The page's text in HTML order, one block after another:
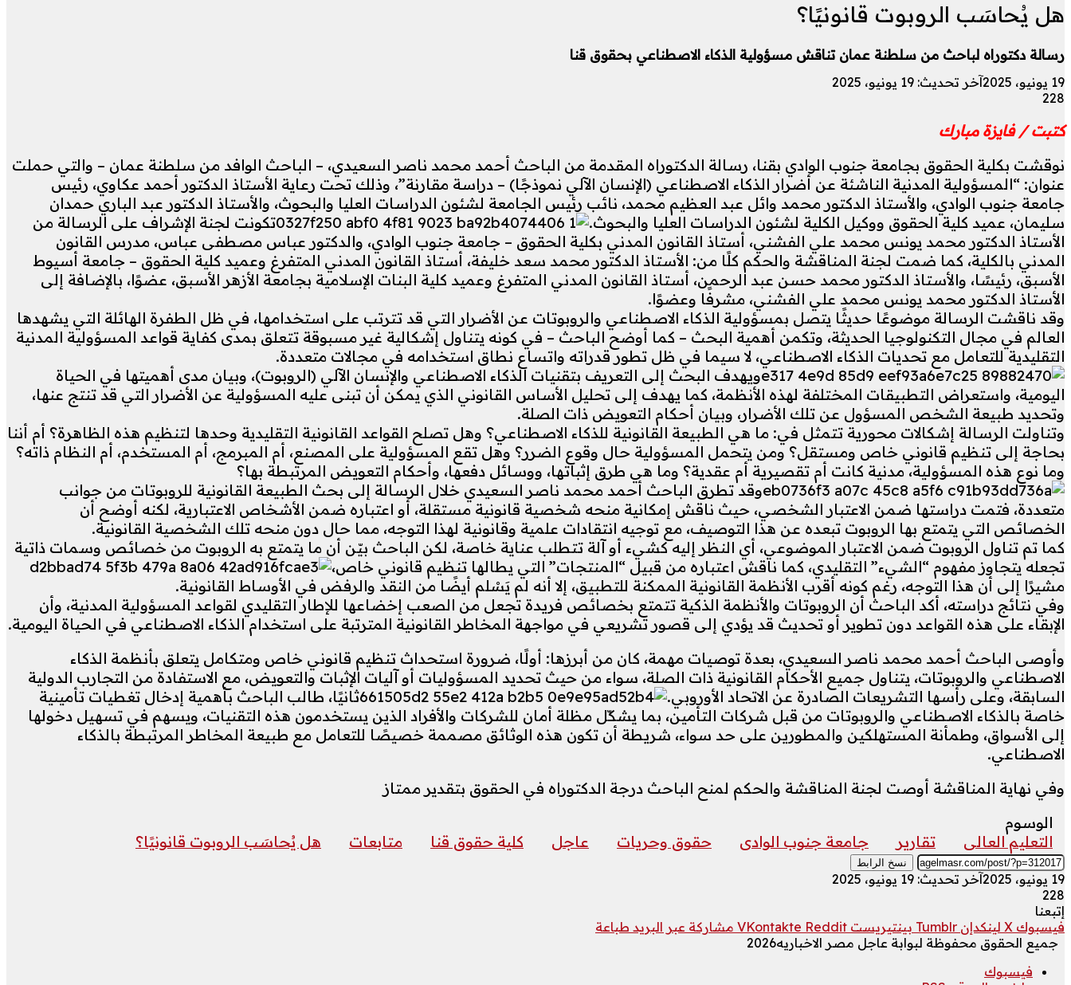
هل يُحاسَب الروبوت قانونيًا؟
رسالة دكتوراه لباحث من سلطنة عمان تناقش مسؤولية الذكاء الاصطناعي بحقوق قنا
19 يونيو، 2025
آخر تحديث: 19 يونيو، 2025
228
كتبت / فايزة مبارك
نوقشت بكلية الحقوق بجامعة جنوب الوادي بقنا، رسالة الدكتوراه المقدمة من الباحث أحمد محمد ناصر السعيدي، – الباحث الوافد من سلطنة عمان – والتي حملت
عنوان: “المسؤولية المدنية الناشئة عن أضرار الذكاء الاصطناعي (الإنسان الآلي نموذجًا) – دراسة مقارنة”، وذلك تحت رعاية الأستاذ الدكتور أحمد عكاوي، رئيس
جامعة جنوب الوادي، والأستاذ الدكتور محمد وائل عبد العظيم محمد، نائب رئيس الجامعة لشئون الدراسات العليا والبحوث، والأستاذ الدكتور عبد الباري حمدان
سليمان، عميد كلية الحقوق ووكيل الكلية لشئون الدراسات العليا والبحوث.
تكونت لجنة الإشراف على الرسالة من
الأستاذ الدكتور محمد يونس محمد علي الفشني، أستاذ القانون المدني بكلية الحقوق – جامعة جنوب الوادي، والدكتور عباس مصطفى عباس، مدرس القانون
المدني بالكلية، كما ضمت لجنة المناقشة والحكم كلًا من: الأستاذ الدكتور محمد سعد خليفة، أستاذ القانون المدني المتفرغ وعميد كلية الحقوق – جامعة أسيوط
الأسبق، رئيسًا، والأستاذ الدكتور محمد حسن عبد الرحمن، أستاذ القانون المدني المتفرغ وعميد كلية البنات الإسلامية بجامعة الأزهر الأسبق، عضوًا، بالإضافة إلى
الأستاذ الدكتور محمد يونس محمد علي الفشني، مشرفًا وعضوًا.
وقد ناقشت الرسالة موضوعًا حديثًا يتصل بمسؤولية الذكاء الاصطناعي والروبوتات عن الأضرار التي قد تترتب على استخدامها، في ظل الطفرة الهائلة التي يشهدها
العالم في مجال التكنولوجيا الحديثة، وتكمن أهمية البحث – كما أوضح الباحث – في كونه يتناول إشكالية غير مسبوقة تتعلق بمدى كفاية قواعد المسؤولية المدنية
التقليدية للتعامل مع تحديات الذكاء الاصطناعي، لا سيما في ظل تطور قدراته واتساع نطاق استخدامه في مجالات متعددة.
ويهدف البحث إلى التعريف بتقنيات الذكاء الاصطناعي والإنسان الآلي (الروبوت)، وبيان مدى أهميتها في الحياة
اليومية، واستعراض التطبيقات المختلفة لهذه الأنظمة، كما يهدف إلى تحليل الأساس القانوني الذي يمكن أن تبنى عليه المسؤولية عن الأضرار التي قد تنتج عنها،
وتحديد طبيعة الشخص المسؤول عن تلك الأضرار، وبيان أحكام التعويض ذات الصلة.
وتناولت الرسالة إشكالات محورية تتمثل في: ما هي الطبيعة القانونية للذكاء الاصطناعي؟ وهل تصلح القواعد القانونية التقليدية وحدها لتنظيم هذه الظاهرة؟ أم أننا
بحاجة إلى تنظيم قانوني خاص ومستقل؟ ومن يتحمل المسؤولية حال وقوع الضرر؟ وهل تقع المسؤولية على المصنع، أم المبرمج، أم المستخدم، أم النظام ذاته؟
وما نوع هذه المسؤولية، مدنية كانت أم تقصيرية أم عقدية؟ وما هي طرق إثباتها، ووسائل دفعها، وأحكام التعويض المرتبطة بها؟
وقد تطرق الباحث أحمد محمد ناصر السعيدي خلال الرسالة إلى بحث الطبيعة القانونية للروبوتات من جوانب
متعددة، فتمت دراستها ضمن الاعتبار الشخصي، حيث ناقش إمكانية منحه شخصية قانونية مستقلة، أو اعتباره ضمن الأشخاص الاعتبارية، لكنه أوضح أن
الخصائص التي يتمتع بها الروبوت تبعده عن هذا التوصيف، مع توجيه انتقادات علمية وقانونية لهذا التوجه، مما حال دون منحه تلك الشخصية القانونية.
كما تم تناول الروبوت ضمن الاعتبار الموضوعي، أي النظر إليه كشيء أو آلة تتطلب عناية خاصة، لكن الباحث بيّن أن ما يتمتع به الروبوت من خصائص وسمات ذاتية
تجعله يتجاوز مفهوم “الشيء” التقليدي، كما ناقش اعتباره من قبيل “المنتجات” التي يطالها تنظيم قانوني خاص،
مشيرًا إلى أن هذا التوجه، رغم كونه أقرب الأنظمة القانونية الممكنة للتطبيق، إلا أنه لم يَسْلم أيضًا من النقد والرفض في الأوساط القانونية.
وفي نتائج دراسته، أكد الباحث أن الروبوتات والأنظمة الذكية تتمتع بخصائص فريدة تجعل من الصعب إخضاعها للإطار التقليدي لقواعد المسؤولية المدنية، وأن
الإبقاء على هذه القواعد دون تطوير أو تحديث قد يؤدي إلى قصور تشريعي في مواجهة المخاطر القانونية المترتبة على استخدام الذكاء الاصطناعي في الحياة اليومية.
وأوصى الباحث أحمد محمد ناصر السعيدي، بعدة توصيات مهمة، كان من أبرزها: أولًا، ضرورة استحداث تنظيم قانوني خاص ومتكامل يتعلق بأنظمة الذكاء
الاصطناعي والروبوتات، يتناول جميع الأحكام القانونية ذات الصلة، سواء من حيث تحديد المسؤوليات أو آليات الإثبات والتعويض، مع الاستفادة من التجارب الدولية
السابقة، وعلى رأسها التشريعات الصادرة عن الاتحاد الأوروبي.
ثانيًا، طالب الباحث بأهمية إدخال تغطيات تأمينية
خاصة بالذكاء الاصطناعي والروبوتات من قبل شركات التأمين، بما يشكّل مظلة أمان للشركات والأفراد الذين يستخدمون هذه التقنيات، ويسهم في تسهيل دخولها
إلى الأسواق، وطمأنة المستهلكين والمطورين على حد سواء، شريطة أن تكون هذه الوثائق مصممة خصيصًا للتعامل مع طبيعة المخاطر المرتبطة بالذكاء
الاصطناعي.
وفي نهاية المناقشة أوصت لجنة المناقشة والحكم لمنح الباحث درجة الدكتوراه في الحقوق بتقدير ممتاز
الوسوم
التعليم العالى
تقارير جامعة جنوب الوادى حقوق وحريات عاجل كلية حقوق قنا متابعات هل يُحاسَب الروبوت قانونيًا؟
نسخ الرابط
19 يونيو، 2025
آخر تحديث: 19 يونيو، 2025
228
إتبعنا
فيسبوك ‫X لينكدإن بينتيريست مشاركة عبر البريد طباعة
جميع الحقوق محفوظة لبوابة عاجل مصر الاخباريه2026
فيسبوك